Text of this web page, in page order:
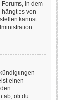
in dem
es von
kannst
einen
ab, ob du